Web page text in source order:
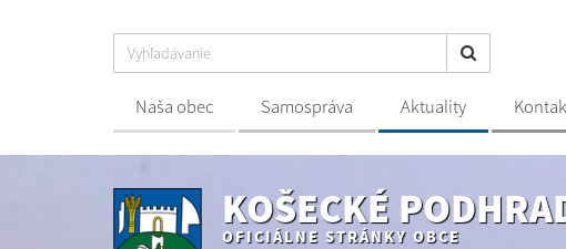
Naša obec Samospráva Aktuality
KOŠECKÉ
OFICIÁLNE STRÁNKY OBCE